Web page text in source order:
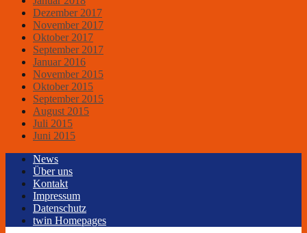
Dezember 2017
November 2017
Oktober 2017
September 2017
Januar 2016
November 2015
Oktober 2015
September 2015
August 2015
Juli 2015
Juni 2015
News
Über uns
Kontakt
Impressum
Datenschutz
twin Homepages